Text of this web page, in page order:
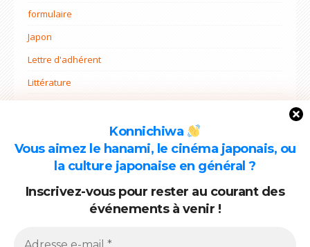
Konnichiwa
Vous aimez le hanami, le cinéma japonais, ou
la culture japonaise en général ?
Inscrivez-vous pour rester au courant des
événements à venir !
formulaire
Japon
Lettre d'adhérent
Littérature
Projets
Rentrée
ARCHIVES